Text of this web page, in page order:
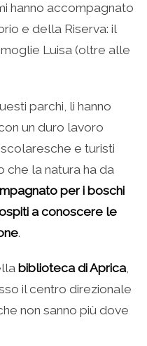
hanno accompagnato
e della Riserva: il
Luisa (oltre alle
parchi, li hanno
un duro lavoro
e turisti
la natura ha da
per i boschi
a conoscere le
.
biblioteca di Aprica,
il centro direzionale
non sanno più dove